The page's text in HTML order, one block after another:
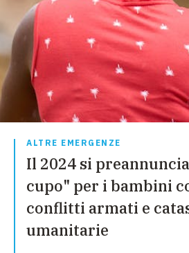
ALTRE EMERGENZE
Il 2024 si
cupo" per i bambini
conflitti armati e
umanitarie